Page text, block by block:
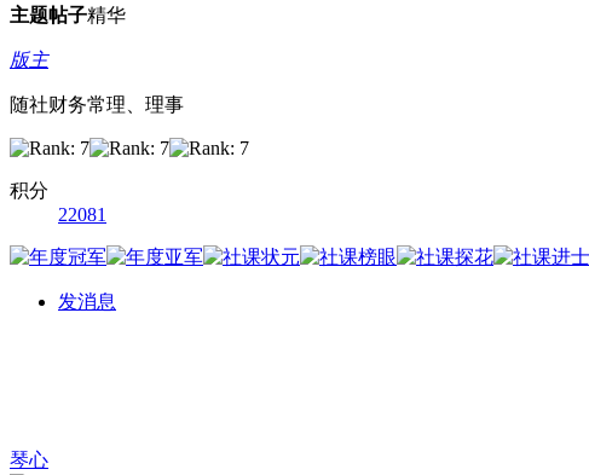
主题帖子精华
版主
随社财务常理、理事
积分
22081
发消息
琴心